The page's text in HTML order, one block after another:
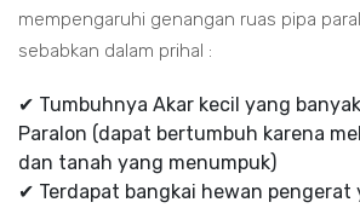
mempengaruhi genangan ruas pipa
sebabkan dalam prihal :
✔ Tumbuhnya Akar kecil yang
Paralon (dapat bertumbuh karena
dan tanah yang menumpuk)
✔ Terdapat bangkai hewan